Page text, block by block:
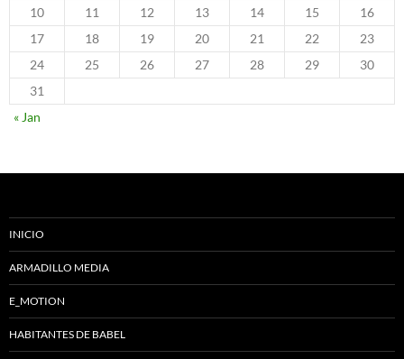
10
11 12 13 14 15
16
17
18 19 20 21 22
23
24
25 26 27 28 29
30
31
« Jan
INICIO
ARMADILLO MEDIA
E_MOTION
HABITANTES DE BABEL